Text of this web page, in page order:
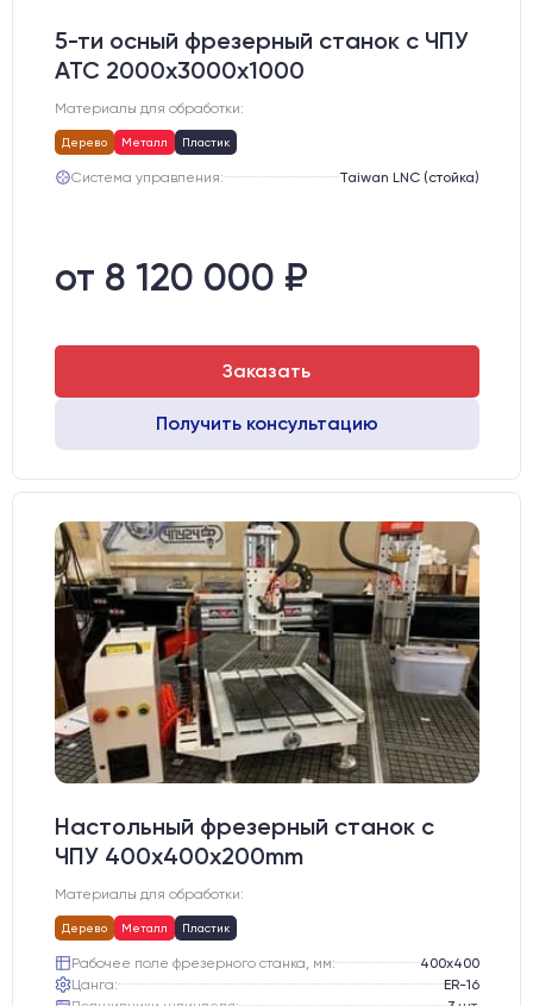
5-ти осный фрезерный станок с ЧПУ
АТС 2000х3000х1000
Материалы для обработки:
Дерево Металл Пластик
Система управления: Taiwan LNC (стойка)
от 8 120 000 ₽
Заказать
Получить консультацию
Настольный фрезерный станок с
ЧПУ 400x400x200mm
Материалы для обработки:
Дерево Металл Пластик
Рабочее поле фрезерного станка, мм:
400х400
Цанга:
ER-16